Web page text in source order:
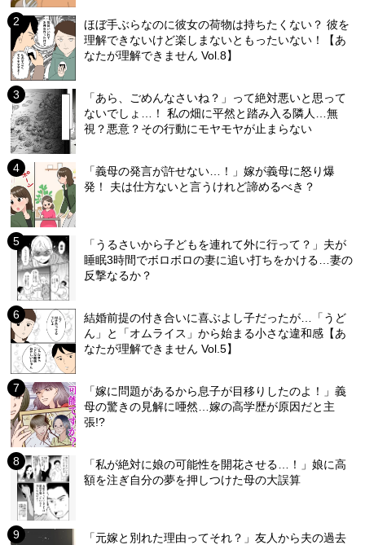
ほぼ手ぶらなのに彼女の荷物は持ちたくない？ 彼を
理解できないけど楽しまないともったいない！【あ
なたが理解できません Vol.8】
「あら、ごめんなさいね？」って絶対悪いと思って
ないでしょ…！ 私の畑に平然と踏み入る隣人…無
視？悪意？その行動にモヤモヤが止まらない
「義母の発言が許せない…！」嫁が義母に怒り爆
発！ 夫は仕方ないと言うけれど諦めるべき？
「うるさいから子どもを連れて外に行って？」夫が
睡眠3時間でボロボロの妻に追い打ちをかける…妻の
反撃なるか？
結婚前提の付き合いに喜ぶよし子だったが…「うど
ん」と「オムライス」から始まる小さな違和感【あ
なたが理解できません Vol.5】
「嫁に問題があるから息子が目移りしたのよ！」義
母の驚きの見解に唖然…嫁の高学歴が原因だと主
張!?
「私が絶対に娘の可能性を開花させる…！」娘に高
額を注ぎ自分の夢を押しつけた母の大誤算
「元嫁と別れた理由ってそれ？」友人から夫の過去